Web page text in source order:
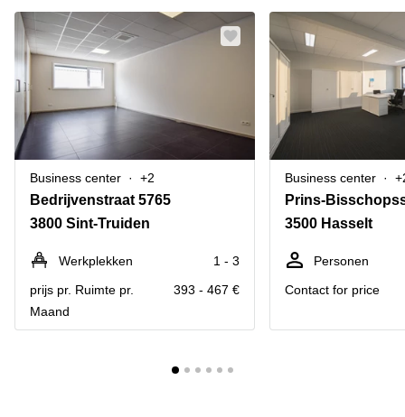
Business center +2
Bedrijvenstraat 5765
3800 Sint-Truiden
Werkplekken
1 - 3
prijs pr. Ruimte pr.
Maand
393 - 467 €
Business center
Prins-
3500 Hasselt
Personen
Contact for price